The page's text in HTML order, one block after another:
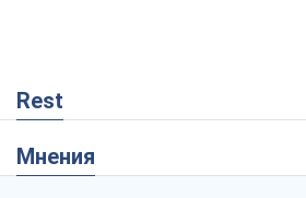
Rest
Мнения